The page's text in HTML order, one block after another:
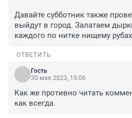
Давайте субботник также
выйдут в город. Залатаем
каждого по нитке нищему
ОТВЕТИТЬ
Гость
30 мая 2023, 15:06
Как же противно читать
как всегда.